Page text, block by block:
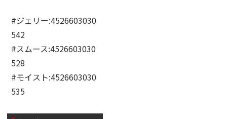
#ジェリー:4526603030
542
#スムース:4526603030
528
#モイスト:4526603030
535